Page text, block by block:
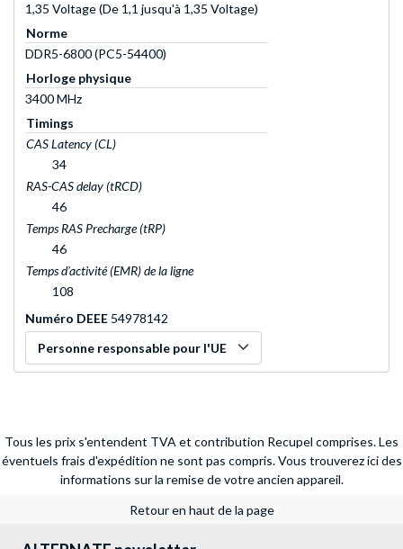
1,35 Voltage (De 1,1 jusqu'à 1,35 Voltage)
Norme
DDR5-6800 (PC5-54400)
Horloge physique
3400 MHz
Timings
CAS Latency (CL)
34
RAS-CAS delay (tRCD)
46
Temps RAS Precharge (tRP)
46
Temps d'activité (EMR) de la ligne
108
Numéro DEEE 54978142
Personne responsable pour l'UE
Tous les prix s'entendent TVA et contribution Recupel comprises. Les
éventuels frais d'expédition ne sont pas compris. Vous trouverez ici des
informations sur la remise de votre ancien appareil.
Retour en haut de la page